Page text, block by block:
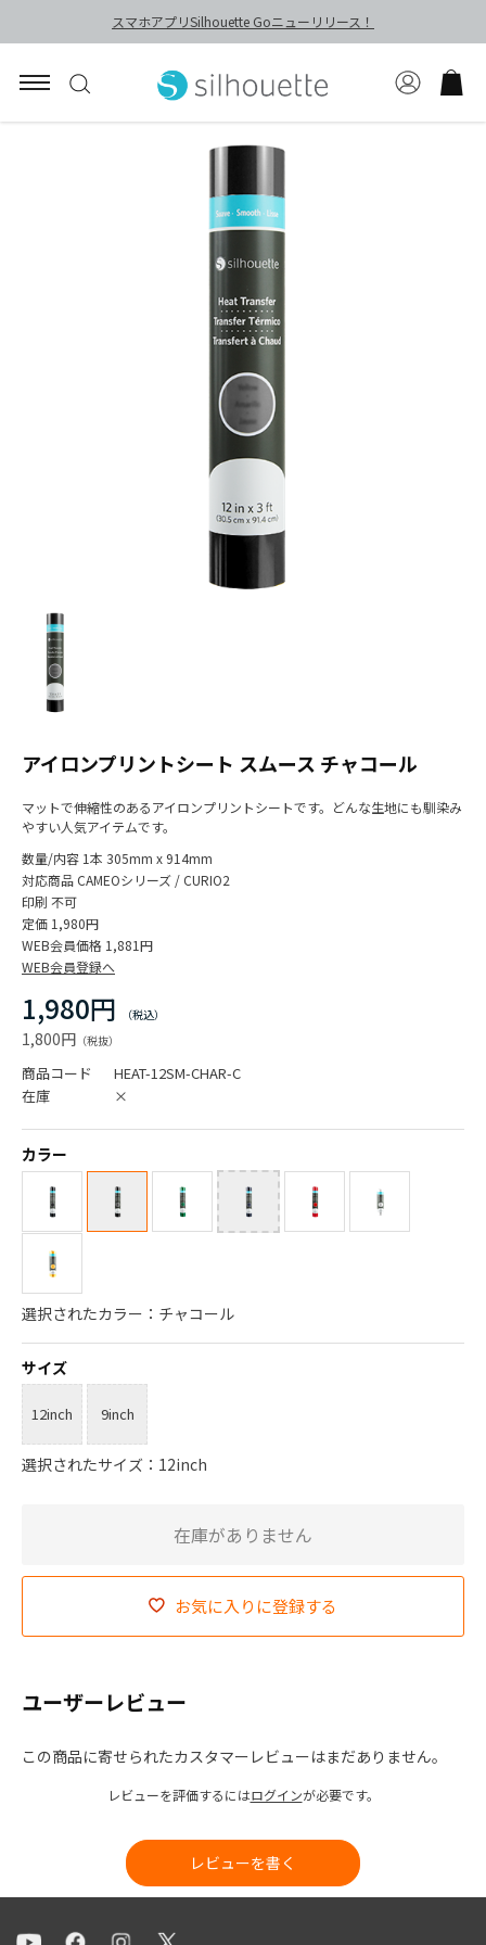
スマホアプリSilhouette Goニューリリース！
アイロンプリントシート スムース チャコール
マットで伸縮性のあるアイロンプリントシートです。どんな生地にも馴染み
やすい人気アイテムです。
1,980円
1,800円
商品コード
HEAT-12SM-CHAR-C
在庫
×
数量/内容 1本 305mm x 914mm
対応商品CAMEOシリーズ / CURIO2
印刷 不可
定価 1,980円
WEB会員価格 1,881円
WEB会員登録へ
カラー
選択されたカラー：チャコール
サイズ
12inch 9inch
選択されたサイズ：12inch
お気に入りに登録する
在庫がありません
ユーザーレビュー
この商品に寄せられたカスタマーレビューはまだありません。
レビューを評価するにはログインが必要です。
レビューを書く